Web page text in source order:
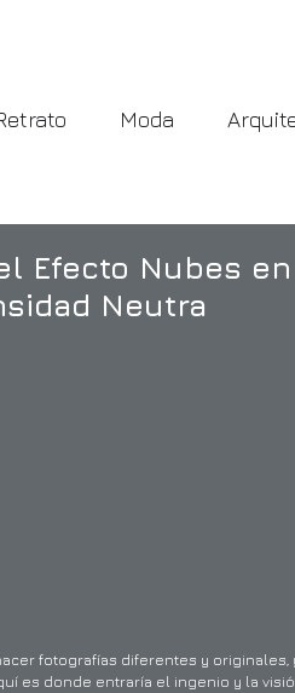
Moda
Efecto Nubes
Neutra
fotografías diferentes y originales,
es donde entraría el ingenio y la